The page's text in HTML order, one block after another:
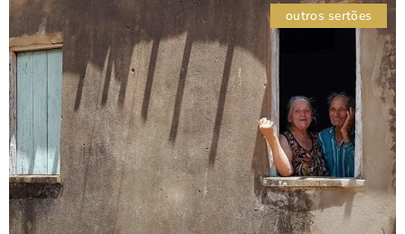
outros sertões